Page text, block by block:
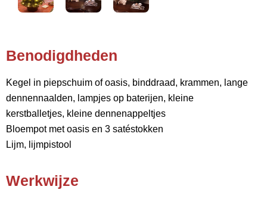
Benodigdheden
Kegel in piepschuim of oasis, binddraad, krammen, lange
dennennaalden, lampjes op baterijen, kleine
kerstballetjes, kleine dennenappeltjes
Bloempot met oasis en 3 satéstokken
Lijm, lijmpistool
Werkwijze